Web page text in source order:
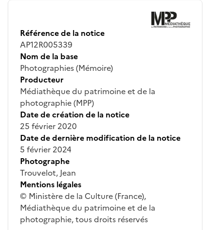
Référence de la notice
AP12R005339
Nom de la base
Photographies (Mémoire)
Producteur
Médiathèque du patrimoine et de la
photographie (MPP)
Date de création de la notice
25 février 2020
Date de dernière modification de la notice
5 février 2024
Photographe
Trouvelot, Jean
Mentions légales
© Ministère de la Culture (France),
Médiathèque du patrimoine et de la
photographie, tous droits réservés